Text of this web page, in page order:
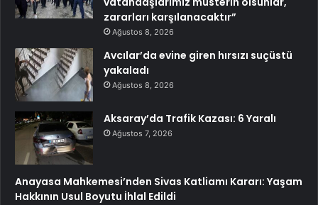
zararları karşılanacaktır”
Ağustos 8, 2026
Avcılar’da evine giren hırsızı suçüstü
yakaladı
Ağustos 8, 2026
Aksaray’da Trafik Kazası: 6 Yaralı
Ağustos 7, 2026
Anayasa Mahkemesi’nden Sivas Katliamı Kararı: Yaşam
Hakkının Usul Boyutu İhlal Edildi